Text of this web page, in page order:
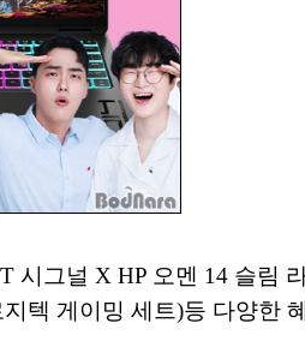
그널 X HP 오멘 14 슬림
텍 게이밍 세트)등 다양한